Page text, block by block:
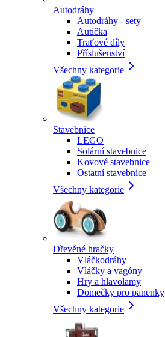
Autodráhy
Autodráhy - sety
Autíčka
Traťové díly
Příslušenství
Všechny kategorie
Stavebnice
LEGO
Solární stavebnice
Kovové stavebnice
Ostatní stavebnice
Všechny kategorie
Dřevěné hračky
Vláčkodráhy
Vláčky a vagóny
Hry a hlavolamy
Domečky pro panenky
Všechny kategorie